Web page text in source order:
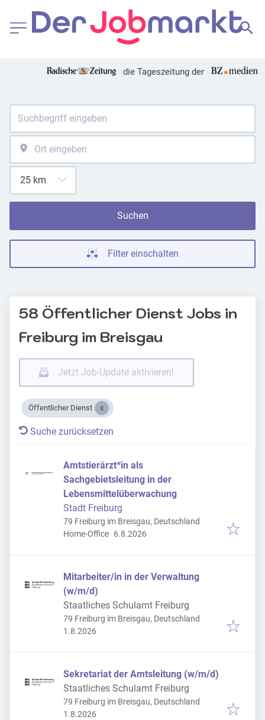
die Tageszeitung der
Suchen
Filter einschalten
58 Öffentlicher Dienst Jobs in
Freiburg im Breisgau
Jetzt Job-Update aktivieren!
Öffentlicher Dienst
Suche zurücksetzen
Amtstierärzt*in als
Sachgebietsleitung in der
Lebensmittelüberwachung
Stadt Freiburg
79 Freiburg im Breisgau, Deutschland
Home-Office Veröffentlicht
6.8.2026
Mitarbeiter/in in der Verwaltung
(w/m/d)
Staatliches Schulamt Freiburg
79 Freiburg im Breisgau, Deutschland
Veröffentlicht
1.8.2026
Sekretariat der Amtsleitung (w/m/d)
Staatliches Schulamt Freiburg
79 Freiburg im Breisgau, Deutschland
Veröffentlicht
1.8.2026